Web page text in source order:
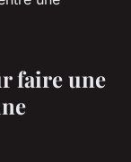
faire une